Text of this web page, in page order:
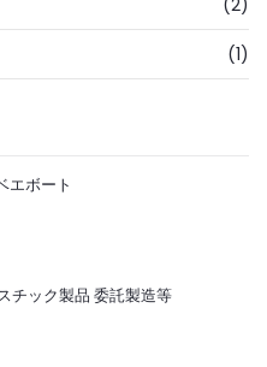
(2)
(1)
エボート
ック製品 委託製造等